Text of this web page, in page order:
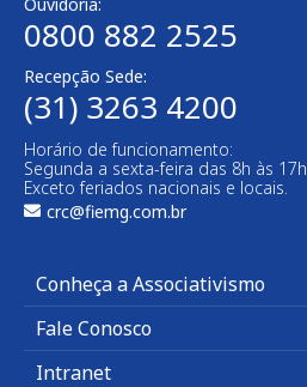
0800 882 2525
Recepção Sede:
(31) 3263 4200
Horário de funcionamento:
Segunda a sexta-feira das 8h às 17h
Exceto feriados nacionais e locais.
crc@fiemg.com.br
Conheça a Associativismo
Fale Conosco
Intranet